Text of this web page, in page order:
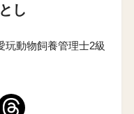
し
玩動物飼養管理士2級